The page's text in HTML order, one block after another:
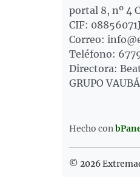
portal 8, nº 4
CIF:
Correo:
Teléfono:
Directora:
GRUPO
Hecho con
© 2026